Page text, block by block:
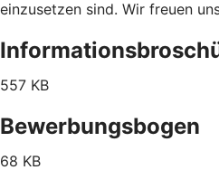
einzusetzen sind. Wir freuen
557 KB
Bewerbungsbogen
68 KB